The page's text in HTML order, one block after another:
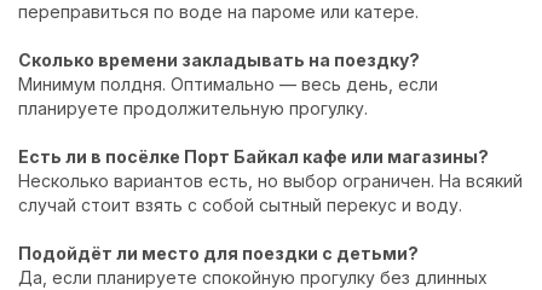
переправиться по воде на пароме или катере.
Сколько времени закладывать на поездку?
Минимум полдня. Оптимально — весь день, если
планируете продолжительную прогулку.
Есть ли в посёлке Порт Байкал кафе или магазины?
Несколько вариантов есть, но выбор ограничен. На всякий
случай стоит взять с собой сытный перекус и воду.
Подойдёт ли место для поездки с детьми?
Да, если планируете спокойную прогулку без длинных